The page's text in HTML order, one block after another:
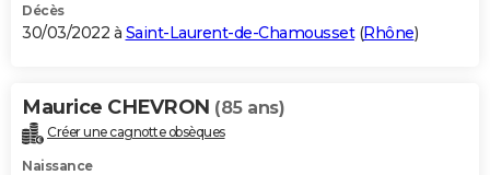
Décès
30/03/2022 à Saint-Laurent-de-Chamousset(Rhône)
Maurice CHEVRON (85 ans)
Créer une cagnotte obsèques
Naissance